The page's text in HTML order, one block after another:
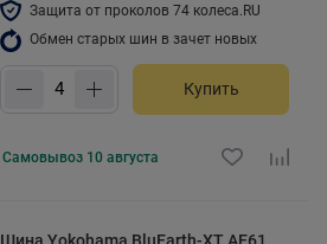
Защита от проколов 74 колеса.RU
Обмен старых шин в зачет новых
Купить
Самовывоз 10 августа
Шина Yokohama BluEarth-XT AE61